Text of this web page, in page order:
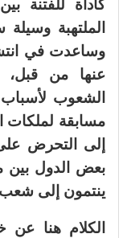
كأداة للفتنة
الملتهبة
وساعدت في
عنها من قبل،
الشعوب
مسابقة لملكات
إلى التحرض
بعض الدول بين
ينتمون إلى
الكلام هنا عن